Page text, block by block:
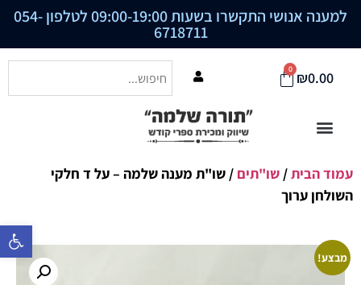
פתח סרגל
למענה אנושי התקשרו בשעות 09:00-19:00 לטלפון 054-
6718711
₪0.00
0
עמוד הבית/ שו"תים / שו"ת מענה שלמה – על ד חלקי
השולחן ערוך
מבצע!